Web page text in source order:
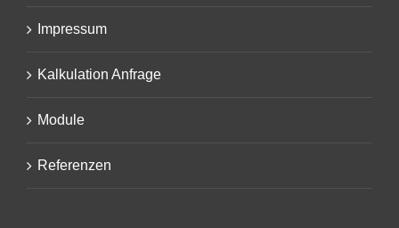
Impressum
Kalkulation Anfrage
Module
Referenzen